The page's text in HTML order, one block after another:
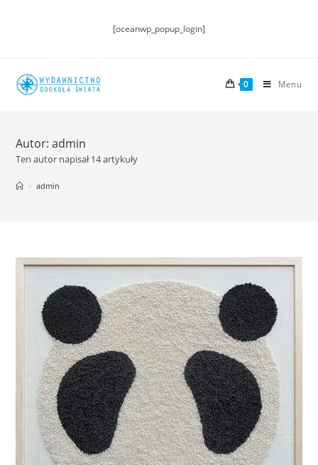
[oceanwp_popup_login]
0 Menu
Autor:admin
Ten autor napisał 14 artykuły
> admin